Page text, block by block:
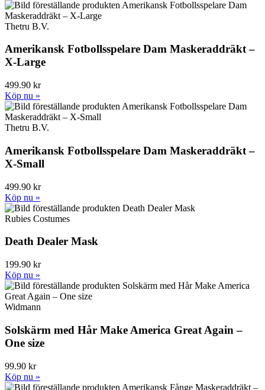
Thetru B.V.
Amerikansk Fotbollsspelare Dam Maskeraddräkt –
X-Large
499.90 kr
Köp nu »
Thetru B.V.
Amerikansk Fotbollsspelare Dam Maskeraddräkt –
X-Small
499.90 kr
Köp nu »
Rubies Costumes
Death Dealer Mask
199.90 kr
Köp nu »
Widmann
Solskärm med Hår Make America Great Again –
One size
99.90 kr
Köp nu »